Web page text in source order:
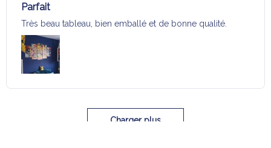
Parfait
Très beau tableau, bien emballé et de bonne qualité.
Charger plus